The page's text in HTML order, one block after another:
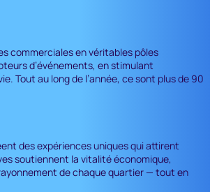
commerciales en véritables pôles
d’événements, en stimulant
Tout au long de l’année, ce sont plus de 90
des expériences uniques qui attirent
soutiennent la vitalité économique,
de chaque quartier — tout en